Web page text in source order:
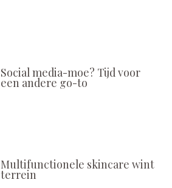
Social media-moe? Tijd voor
een andere go-to
Multifunctionele skincare wint
terrein